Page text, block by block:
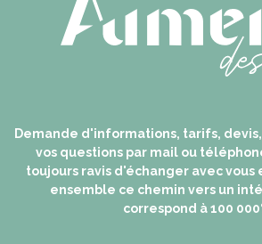
Demande d'informations, tarifs,
vos questions par mail ou
toujours ravis d'échanger avec
ensemble ce chemin vers un
correspond à 100